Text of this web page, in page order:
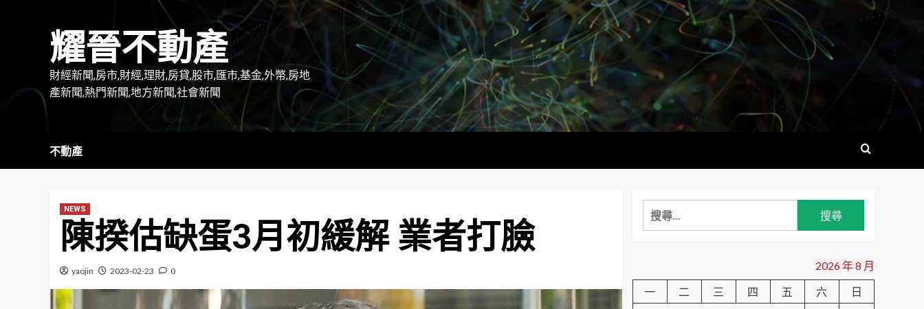
耀晉不動產
財經新聞,房市,財經,理財,房貸,股市,匯市,基金,外幣,房地
產新聞,熱門新聞,地方新聞,社會新聞
不動產
NEWS
陳揆估缺蛋3月初緩解 業者打臉
yaojin 2023-02-23 0
搜
尋
字:
2026 年 8 月
一
二 三 四 五 六
日